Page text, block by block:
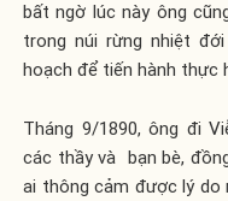
bất ngờ lúc này ông
trong núi rừng nhiệt
hoạch để tiến hành thực
Tháng 9/1890, ông đi
các thầy và bạn bè,
ai thông cảm được lý do